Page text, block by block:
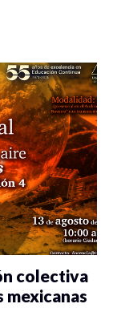
colectiva
mexicanas